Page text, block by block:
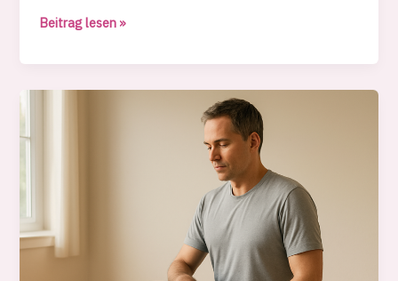
Inkontinenzauflage:
diskret
und
Beitrag lesen »